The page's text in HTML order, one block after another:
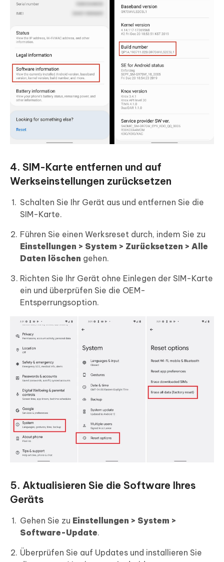
4. SIM-Karte entfernen und auf
Werkseinstellungen zurücksetzen
Schalten Sie Ihr Gerät aus und entfernen Sie die
SIM-Karte.
Führen Sie einen Werksreset durch, indem Sie zu
Einstellungen > System > Zurücksetzen > Alle
Daten löschen gehen.
Richten Sie Ihr Gerät ohne Einlegen der SIM-Karte
ein und überprüfen Sie die OEM-
Entsperrungsoption.
5. Aktualisieren Sie die Software Ihres
Geräts
Gehen Sie zu Einstellungen > System >
Software-Update.
Überprüfen Sie auf Updates und installieren Sie